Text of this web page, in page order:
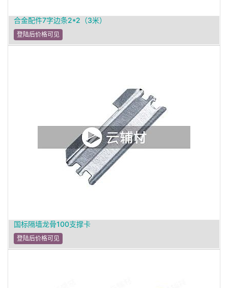
合金配件7字边条2*2（3米）
登陆后价格可见
国标隔墙龙骨100支撑卡
登陆后价格可见